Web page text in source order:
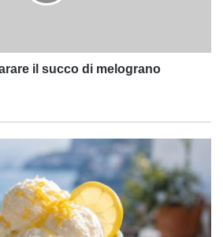
il succo di melograno